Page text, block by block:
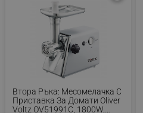
Втора Ръка: Месомелачка С
Приставка За Домати Oliver
Voltz OV51991C, 1800W,
rlv_first_session
rlv_rid
rlv_rpid
rlv_rpos
rlv_bid
rlv_odid